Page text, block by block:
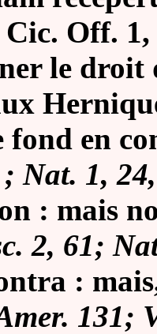
Off.
le droit
fond en
Nat. 1,
: mais
2, 61;
:
131;